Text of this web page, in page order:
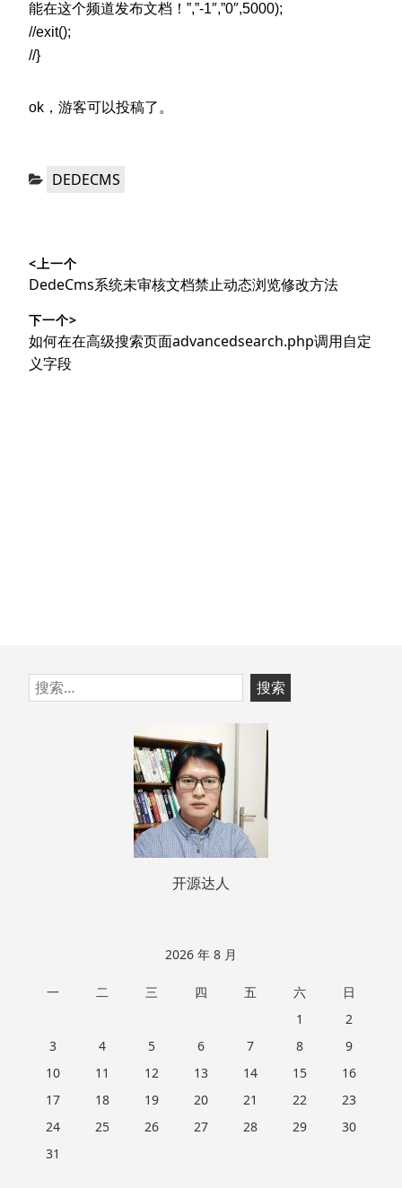
能在这个频道发布文档！”,”-1″,”0″,5000);
//exit();
//}
ok，游客可以投稿了。
分
DEDECMS
章
导
航
<上一个
上
文
章：
DedeCms系统未审核文档禁止动态浏览修改方法
下一个>
下
篇
如何在在高级搜索页面advancedsearch.php调用自定
义字段
跳
至
搜
索：
开源达人
2026 年 8 月
一 二 三 四 五 六
日
1
2
3
4 5 6 7 8
9
10
11 12 13 14 15
16
17
18 19 20 21 22
23
24
25 26 27 28 29
30
31